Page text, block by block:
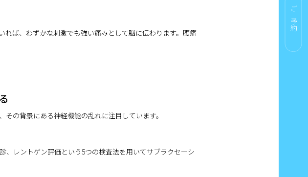
ば、わずかな刺激でも強い痛みとして脳に伝わります。腰痛
の背景にある神経機能の乱れに注目しています。
レントゲン評価という5つの検査法を用いてサブラクセーシ
ご予約